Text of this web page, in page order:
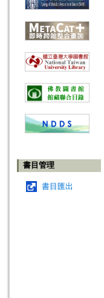
書目管理
書目匯出